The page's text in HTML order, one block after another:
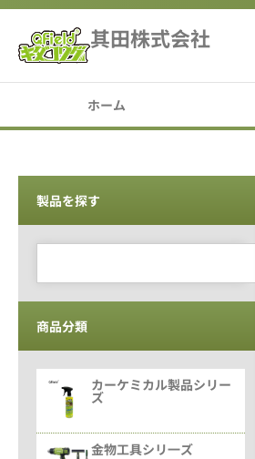
其田株式会社
ホーム
製品を探す
商品分類
カーケミカル製品シリー
ズ
金物工具シリ一ズ